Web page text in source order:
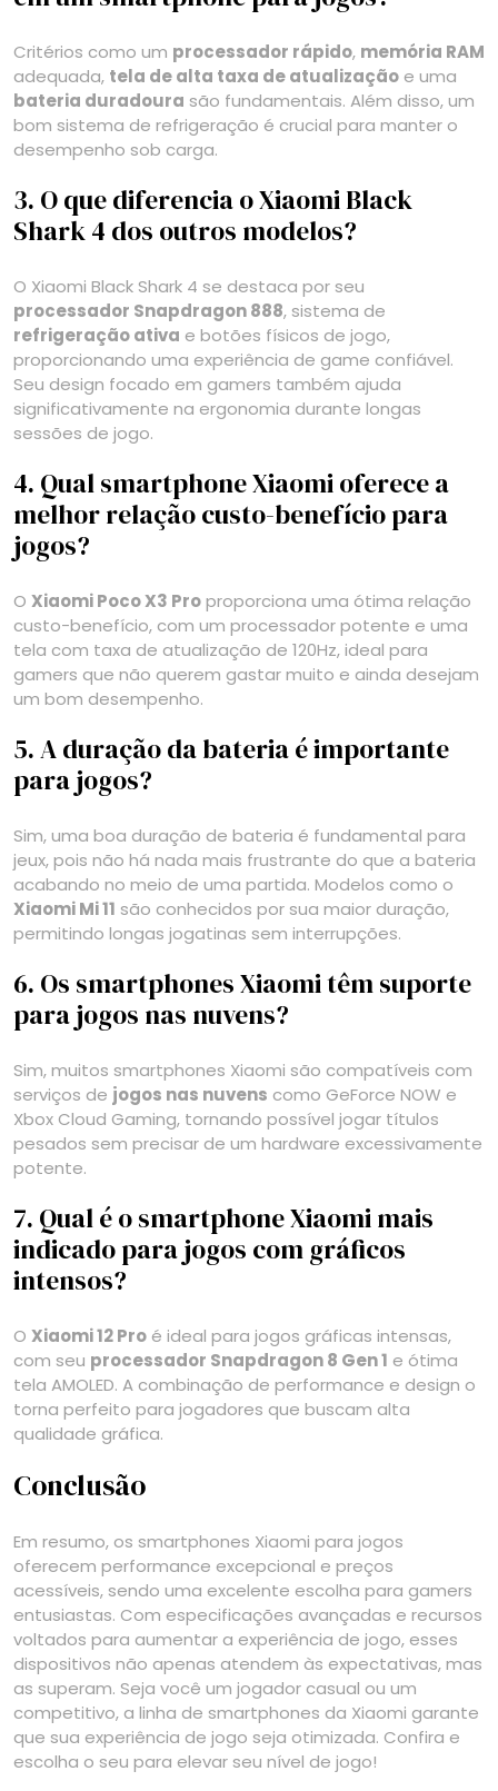
Critérios como um processador rápido, memória RAM
adequada, tela de alta taxa de atualização e uma
bateria duradoura são fundamentais. Além disso, um
bom sistema de refrigeração é crucial para manter o
desempenho sob carga.
3. O que diferencia o Xiaomi Black
Shark 4 dos outros modelos?
O Xiaomi Black Shark 4 se destaca por seu
processador Snapdragon 888, sistema de
refrigeração ativa e botões físicos de jogo,
proporcionando uma experiência de game confiável.
Seu design focado em gamers também ajuda
significativamente na ergonomia durante longas
sessões de jogo.
4. Qual smartphone Xiaomi oferece a
melhor relação custo-benefício para
jogos?
O Xiaomi Poco X3 Proproporciona uma ótima relação
custo-benefício, com um processador potente e uma
tela com taxa de atualização de 120Hz, ideal para
gamers que não querem gastar muito e ainda desejam
um bom desempenho.
5. A duração da bateria é importante
para jogos?
Sim, uma boa duração de bateria é fundamental para
jeux, pois não há nada mais frustrante do que a bateria
acabando no meio de uma partida. Modelos como o
Xiaomi Mi 11 são conhecidos por sua maior duração,
permitindo longas jogatinas sem interrupções.
6. Os smartphones Xiaomi têm suporte
para jogos nas nuvens?
Sim, muitos smartphones Xiaomi são compatíveis com
serviços de jogos nas nuvens como GeForce NOW e
Xbox Cloud Gaming, tornando possível jogar títulos
pesados sem precisar de um hardware excessivamente
potente.
7. Qual é o smartphone Xiaomi mais
indicado para jogos com gráficos
intensos?
O Xiaomi 12 Pro é ideal para jogos gráficas intensas,
com seu processador Snapdragon 8 Gen 1 e ótima
tela AMOLED. A combinação de performance e design o
torna perfeito para jogadores que buscam alta
qualidade gráfica.
Conclusão
Em resumo, os smartphones Xiaomi para jogos
oferecem performance excepcional e preços
acessíveis, sendo uma excelente escolha para gamers
entusiastas. Com especificações avançadas e recursos
voltados para aumentar a experiência de jogo, esses
dispositivos não apenas atendem às expectativas, mas
as superam. Seja você um jogador casual ou um
competitivo, a linha de smartphones da Xiaomi garante
que sua experiência de jogo seja otimizada. Confira e
escolha o seu para elevar seu nível de jogo!